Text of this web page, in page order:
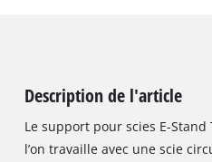
Description de l'article
Le support pour scies E-
l’on travaille avec une scie